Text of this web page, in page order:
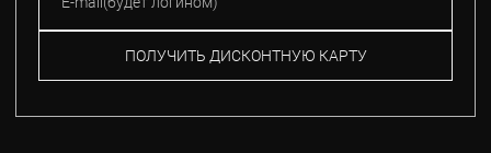
ПОЛУЧИТЬ ДИСКОНТНУЮ КАРТУ